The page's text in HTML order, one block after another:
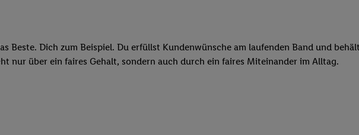
Beste. Dich zum Beispiel. Du erfüllst Kundenwünsche am laufenden Band und
nur über ein faires Gehalt, sondern auch durch ein faires Miteinander im Alltag.